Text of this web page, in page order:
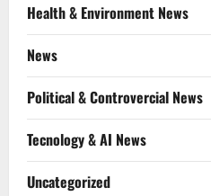
Health & Environment News
News
Political & Controvercial News
Tecnology & AI News
Uncategorized